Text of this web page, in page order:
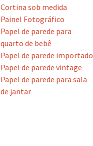
Cortina sob medida
Painel Fotográfico
Papel de parede para
quarto de bebê
Papel de parede importado
Papel de parede vintage
Papel de parede para sala
de jantar